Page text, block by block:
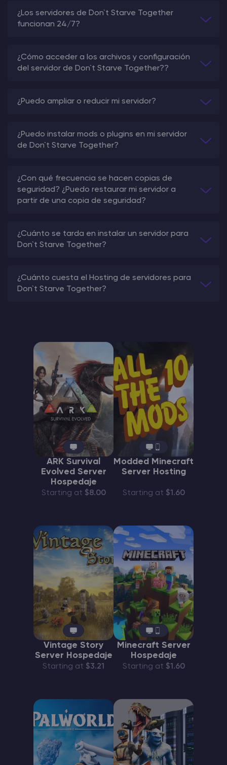
¿Los servidores de Don`t Starve Together
funcionan 24/7?
¿Cómo acceder a los archivos y configuración
del servidor de Don`t Starve Together??
¿Puedo ampliar o reducir mi servidor?
¿Puedo instalar mods o plugins en mi servidor
de Don`t Starve Together?
¿Con qué frecuencia se hacen copias de
seguridad? ¿Puedo restaurar mi servidor a
partir de una copia de seguridad?
¿Cuánto se tarda en instalar un servidor para
Don`t Starve Together?
¿Cuánto cuesta el Hosting de servidores para
Don`t Starve Together?
ARK Survival
Evolved Server
Hospedaje
Starting at $8.00
Modded Minecraft
Server Hosting
Starting at $1.60
Vintage Story
Server Hospedaje
Starting at $3.21
Minecraft Server
Hospedaje
Starting at $1.60